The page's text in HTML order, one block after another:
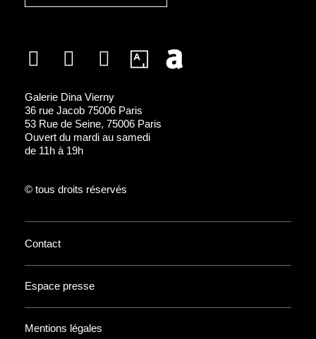
Galerie Dina Vierny
36 rue Jacob 75006 Paris
53 Rue de Seine, 75006 Paris
Ouvert du mardi au samedi
de 11h à 19h
© tous droits réservés
Contact
Espace presse
Mentions légales